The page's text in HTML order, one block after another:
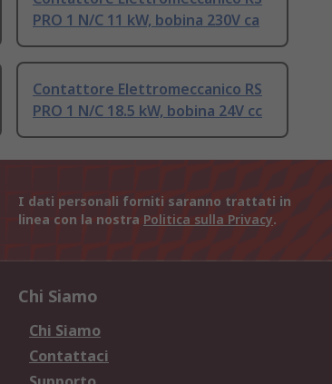
PRO 1 N/C 11 kW, bobina 230V ca
Contattore Elettromeccanico RS
PRO 1 N/C 18.5 kW, bobina 24V cc
I dati personali forniti saranno trattati in
linea con la nostra Politica sulla Privacy.
Chi Siamo
Chi Siamo
Contattaci